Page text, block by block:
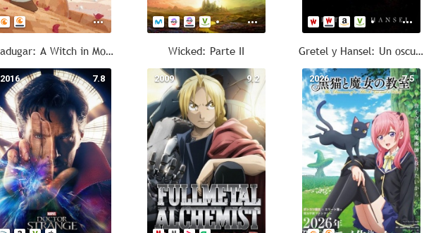
Jaadugar: A Witch in Mongolia Wicked: Parte II Gretel y Hansel: Un oscuro cuento de hadas
7.8
2016 9.2
2009 7.5
2026